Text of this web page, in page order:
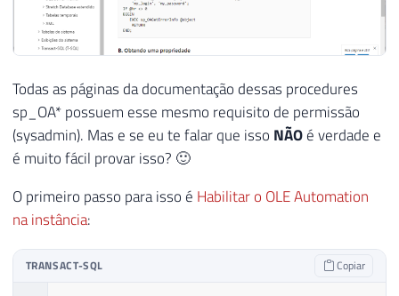
Todas as páginas da documentação dessas procedures
sp_OA* possuem esse mesmo requisito de permissão
(sysadmin). Mas e se eu te falar que isso NÃOé verdade e
é muito fácil provar isso? 🙂
O primeiro passo para isso é Habilitar o OLE Automation
na instância:
TRANSACT-SQL Copiar